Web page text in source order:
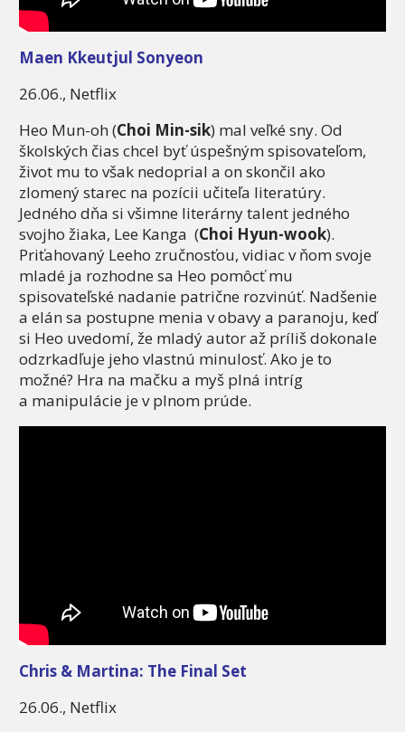
Maen Kkeutjul Sonyeon
26.06., Netflix
Heo Mun-oh (Choi Min-sik) mal veľké sny. Od
školských čias chcel byť úspešným spisovateľom,
život mu to však nedoprial a on skončil ako
zlomený starec na pozícii učiteľa literatúry.
Jedného dňa si všimne literárny talent jedného
svojho žiaka, Lee Kanga (Choi Hyun-wook).
Priťahovaný Leeho zručnosťou, vidiac v ňom svoje
mladé ja rozhodne sa Heo pomôcť mu
spisovateľské nadanie patrične rozvinúť. Nadšenie
a elán sa postupne menia v obavy a paranoju, keď
si Heo uvedomí, že mladý autor až príliš dokonale
odzrkadľuje jeho vlastnú minulosť. Ako je to
možné? Hra na mačku a myš plná intríg
a manipulácie je v plnom prúde.
Chris & Martina: The Final Set
26.06., Netflix